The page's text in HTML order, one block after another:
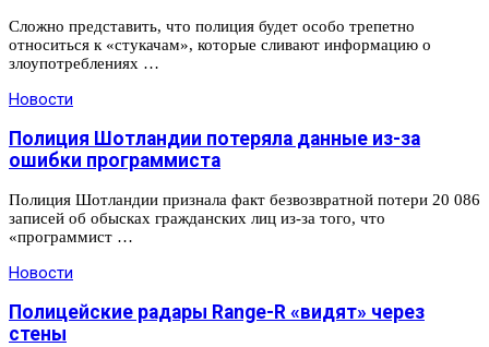
Сложно представить, что полиция будет особо трепетно
относиться к «стукачам», которые сливают информацию о
злоупотреблениях …
Новости
Полиция Шотландии потеряла данные из-за
ошибки программиста
Полиция Шотландии признала факт безвозвратной потери 20 086
записей об обысках гражданских лиц из-за того, что
«программист …
Новости
Полицейские радары Range-R «видят» через
стены